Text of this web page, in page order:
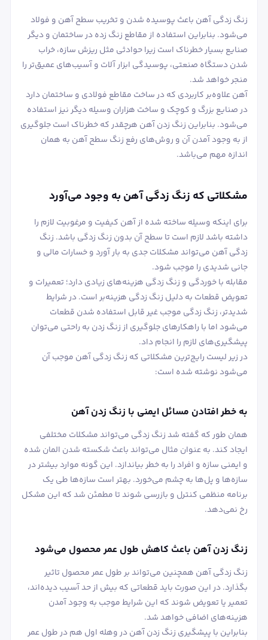
زنگ زدگی آهن باعث پوسیده شدن و تخریب سطح آهن و فولاد
می‌شود. بنابراین استفاده از مقاطع زنگ زده در ساختمان و دیگر
صنایع بسیار خطرناک است زیرا حوادثی مثل ریزش سازه، خراب
شدن دستگاه صنعتی، پوسیدگی ابزار آلات و آسیب‌های عمیق‌تر را
منجر خواهد شد.
آهن علاوه‌بر کاربردی که در ساخت مقاطع فولادی و ساختمان دارد
در صنایع بزرگ و کوچک و ساخت هزاران وسیله دیگر نیز استفاده
می‌شود. بنابراین زنگ زدن آهن هرچقدر که خطرناک است جلوگیری
از به وجود آمدن آن و روش‌های رفع زنگ سطح آهن به همان
اندازه مهم می‌باشد.
مشکلاتی که زنگ زدگی آهن به وجود می‌آورد
برای اینکه وسیله ساخته شده از آهن کیفیت و مرغوبیت لازم را
داشته باشد لازم است تا سطح آن بدون زنگ زدگی باشد. زنگ
زدگی آهن می‌تواند مشکلات جدی به بار آورد و خسارات مالی و
جانی شدیدی را موجب شود.
مقابله با خوردگی و زنگ زدگی هزینه‌های زیادی دارد؛ تعمیرات و
تعویض قطعات به دلیل زنگ زدگی هزینه‌بر است. در شرایط
شدیدتر، زنگ زدگی موجب غیر قابل استفاده شدن قطعات
می‌شود اما با راهکارهای جلوگیری از زنگ زدن به راحتی می‌توان
پیشگیری‌های لازم را انجام داد.
در زیر لیست رایج‌ترین مشکلاتی که زنگ زدگی آهن موجب آن
می‌شود نوشته شده است:
به خطر افتادن مسائل ایمنی با زنگ زدن آهن
همان طور که گفته شد زنگ زدگی می‌تواند مشکلات مختلفی
ایجاد کند. به عنوان مثال می‌تواند باعث شکسته شدن المان شده
و ایمنی سازه و افراد را به خطر بیاندازد. این گونه موارد بیشتر در
سازه‌ها و پل‌ها به چشم می‌خورد. بهتر است سازه‌ها طی یک
برنامه منظمی کنترل و بازرسی شوند تا مطمئن شد که این مشکل
رخ نمی‌دهد.
زنگ زدن آهن باعث کاهش طول عمر محصول می‌شود
زنگ زدگی آهن همچنین می‌تواند بر طول عمر محصول تاثیر
بگذارد. در این صورت باید قطعاتی که بیش از حد آسیب دیده‌اند،
تعمیر یا تعویض شوند که این شرایط موجب به وجود آمدن
هزینه‌های اضافی خواهد شد.
بنابراین با پیشگیری زنگ زدن آهن در وهله اول هم در طول عمر